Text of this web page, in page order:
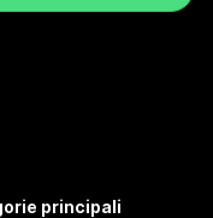
principali